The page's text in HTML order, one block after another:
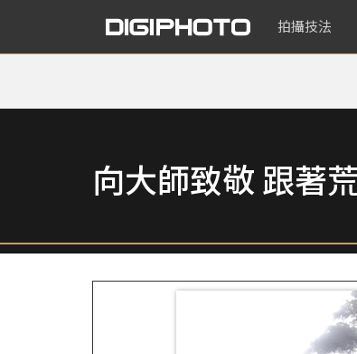
拍攝技法
向大師致敬 跟著